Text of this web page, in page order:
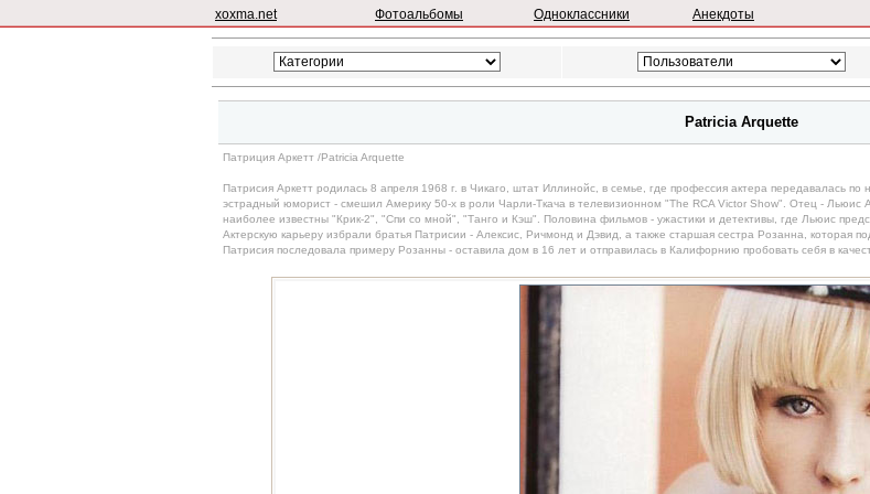
xoxma.net Фотоальбомы Одноклассники Анекдоты
Patricia Arquette
Патриция Аркетт /Patricia Arquette
Патрисия Аркетт родилась 8 апреля 1968 г. в Чикаго, штат Иллинойс, в семье, где профессия актера передавалась
эстрадный юморист - смешил Америку 50-х в роли Чарли-Ткача в телевизионном "The RCA Victor Show". Отец - Льюис
наиболее известны "Крик-2", "Спи со мной", "Танго и Кэш". Половина фильмов - ужастики и детективы, где Льюис
Актерскую карьеру избрали братья Патрисии - Алексис, Ричмонд и Дэвид, а также старшая сестра Розанна, которая
Патрисия последовала примеру Розанны - оставила дом в 16 лет и отправилась в Калифорнию пробовать себя в